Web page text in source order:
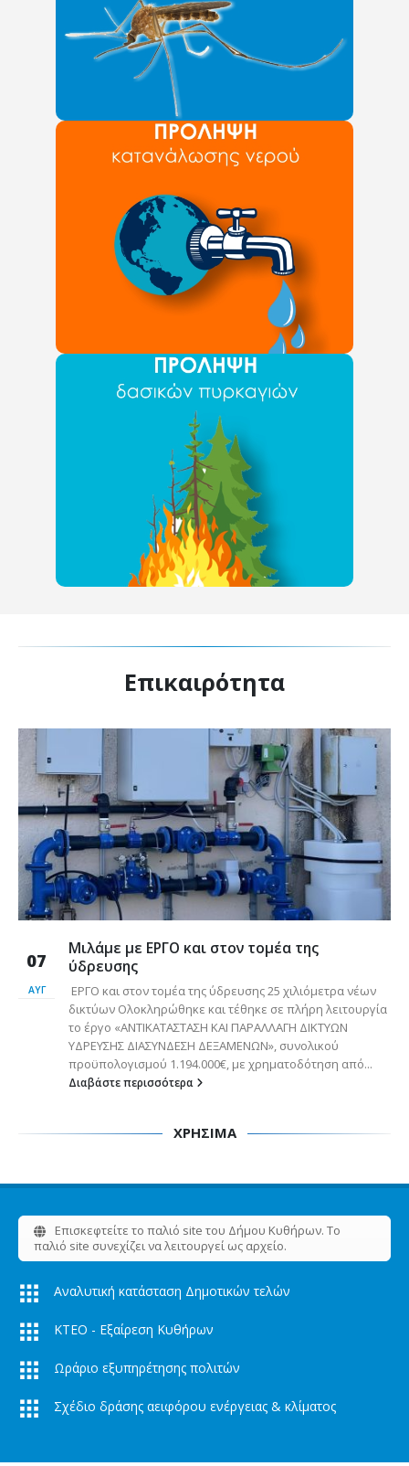
Μέτρα προστασίας για τον παθογόνο ιό
του Δυτικού Νείλου
νερού
Δείτε εδώ χρήσιμα μέτρα πρόληψης
κατανάλωσης νερού
Πρόληψη πυρκαγιάς
Δείτε εδώ χρήσιμα μέτρα πρόληψης
δασικών πυρκαγιών
Επικαιρότητα
07
ΑΥΓ
Μιλάμε με ΕΡΓΟ και στον τομέα της
ύδρευσης
ΕΡΓΟ και στον τομέα της ύδρευσης 25 χιλιόμετρα νέων
δικτύων Ολοκληρώθηκε και τέθηκε σε πλήρη λειτουργία
το έργο «ΑΝΤΙΚΑΤΑΣΤΑΣΗ ΚΑΙ ΠΑΡΑΛΛΑΓΗ ΔΙΚΤΥΩΝ
ΥΔΡΕΥΣΗΣ ΔΙΑΣΥΝΔΕΣΗ ΔΕΞΑΜΕΝΩΝ», συνολικού
προϋπολογισμού 1.194.000€, με χρηματοδότηση από...
Διαβάστε περισσότερα
ΧΡΗΣΙΜΑ
Επισκεφτείτε το παλιό site του Δήμου Κυθήρων. Το
παλιό site συνεχίζει να λειτουργεί ως αρχείο.
Αναλυτική κατάσταση Δημοτικών τελών
ΚΤΕΟ - Εξαίρεση Κυθήρων
Ωράριο εξυπηρέτησης πολιτών
Σχέδιο δράσης αειφόρου ενέργειας & κλίματος